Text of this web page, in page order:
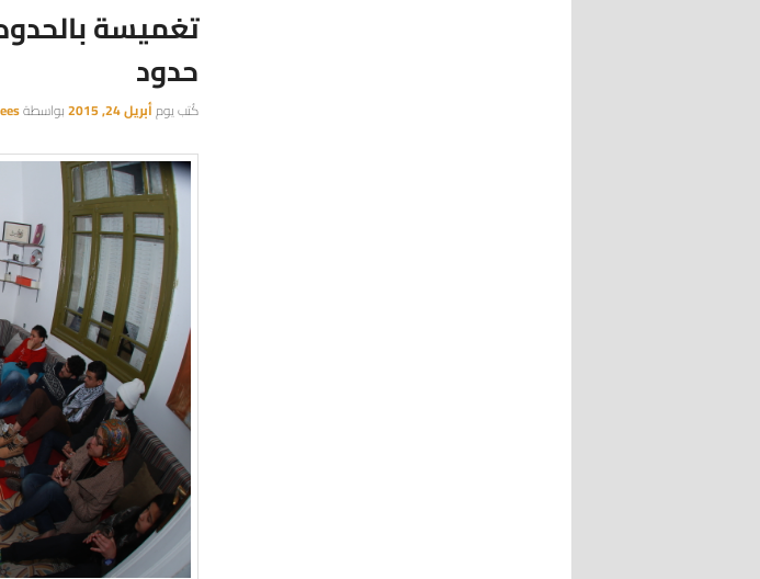
تغميسة
حدود
كُتب يومأبريل 24, 2015 بواسطة